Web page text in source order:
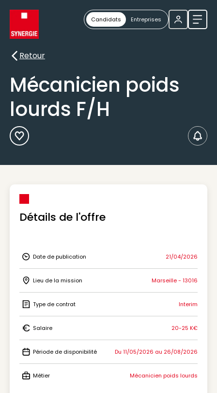
Candidats Entreprises
Retour
Retour
Mécanicien poids
lourds F/H
Ajouter aux Favoris
Détails de l'offre
Icon Date de publication
Date de publication 21/04/2026
Icon Lieu de la mission
Lieu de la mission Marseille - 13016
Icon Type de contrat
Type de contrat Interim
Icon Salaire
Salaire 20-25 K€
Icon Période de disponibilité
Période de disponibilité Du 11/05/2026 au 26/08/2026
Métier Mécanicien poids lourds